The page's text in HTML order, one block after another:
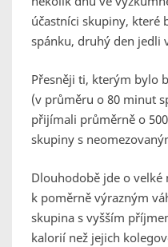
účastníci skupiny, které
spánku, druhý den jedli
Přesněji ti, kterým bylo
(v průměru o 80 minut
přijímali průměrně o
skupiny s
Dlouhodobě jde o
k poměrně výrazným
skupina s vyšším
kalorií než jejich